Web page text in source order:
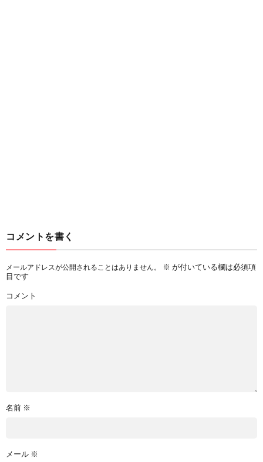
コメントを書く
メールアドレスが公開されることはありません。 ※ が付いている欄は必須項
目です
コメント
名前 ※
メール ※